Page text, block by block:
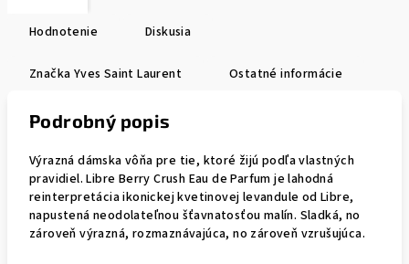
Hodnotenie Diskusia
Značka Yves Saint Laurent Ostatné informácie
Podrobný popis
Výrazná dámska vôňa pre tie, ktoré žijú podľa vlastných
pravidiel. Libre Berry Crush Eau de Parfum je lahodná
reinterpretácia ikonickej kvetinovej levandule od Libre,
napustená neodolateľnou šťavnatosťou malín. Sladká, no
zároveň výrazná, rozmaznávajúca, no zároveň vzrušujúca.